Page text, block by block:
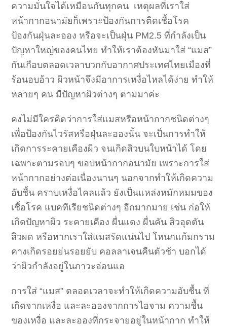
ความมั่นใจได้เหมือนกันทุกคน เหตุผลที่เราใส่
หน้ากากอนามัยก็เพราะป้องกันการติดเชื้อโรค
ป้องกันฝุ่นละออง หรือจะเป็นฝุ่น PM2.5 ที่กำลังเป็น
ปัญหาใหญ่ของคนไทย ทำให้เราต้องหันมาใส่ “แมส”
กันเกือบตลอดเวลาบวกกับอากาศประเทศไทยเมืองที่
ร้อนอบอ้าว ผิวหน้าจึงมีอาการเหงื่อไหลได้ง่าย ทำให้
หลายๆ คน มีปัญหาผิวต่างๆ ตามมาค่ะ
คงไม่มีใครคิดว่าการใส่แมสหรือหน้ากากชนิดต่างๆ
เพื่อป้องกันไวรัสหรือฝุ่นละอองนั้น จะเป็นการทำให้
เกิดการระคายเคืองผิว จนเกิดสิวบนใบหน้าได้ โดย
เฉพาะตามรอบๆ ขอบหน้ากากอนามัย เพราะการใส่
หน้ากากอย่างต่อเนื่องนานๆ นอกจากทำให้เกิดความ
อับชื้น คราบเหงื่อไคลแล้ว ยังเป็นแหล่งหมักหมมของ
เชื้อโรค แบคทีเรียชนิดต่างๆ อีกมากมาย เช่น ก่อให้
เกิดปัญหาผิว ระคายเคือง ผื่นแดง ผื่นคัน สิวอุดตัน
สิวผด หรือหากเราใส่แมสรัดแน่นไป โหนกแก้มกราม
คางเกิดรอยย่นรอยยับ คอลลาเจนคืนตัวช้า บอกได้
ว่าผิวกำลังอยู่ในภาวะอ่อนแอ
การใส่ “แมส” ตลอดเวลาจะทำให้เกิดความอับชื้น ที่
เกิดจากเหงื่อ และละอองจากการไอจาม ความชื้น
ของเหงื่อ และละอองที่กระจายอยู่ในหน้ากาก ทำให้